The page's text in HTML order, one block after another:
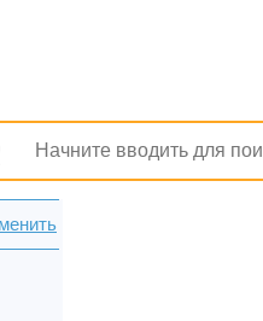
Противопаркинсонические
Житомире